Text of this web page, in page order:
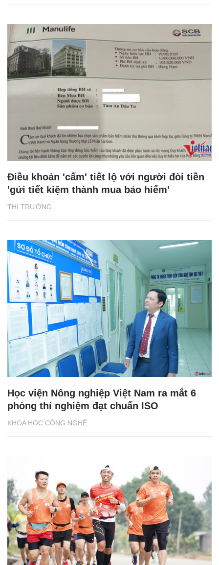
THỊ TRƯỜNG
Điều khoản 'cấm' tiết lộ với người đòi tiền
'gửi tiết kiệm thành mua bảo hiểm'
KHOA HỌC CÔNG NGHỆ
Học viện Nông nghiệp Việt Nam ra mắt 6
phòng thí nghiệm đạt chuẩn ISO